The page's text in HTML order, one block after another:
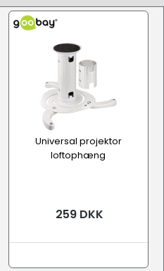
Universal projektor
loftophæng
259 DKK